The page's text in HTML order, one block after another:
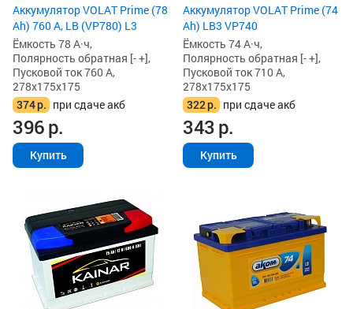
Аккумулятор VOLAT Prime (78
Ah) 760 А, LB (VP780) L3
Ёмкость 78 А·ч,
Полярность обратная [- +],
Пусковой ток 760 А,
278x175x175
374р. при сдаче акб
396р.
Купить
Аккумулятор VOLAT Prime (74
Ah) LB3 VP740
Ёмкость 74 А·ч,
Полярность обратная [- +],
Пусковой ток 710 А,
278x175x175
322р. при сдаче акб
343р.
Купить